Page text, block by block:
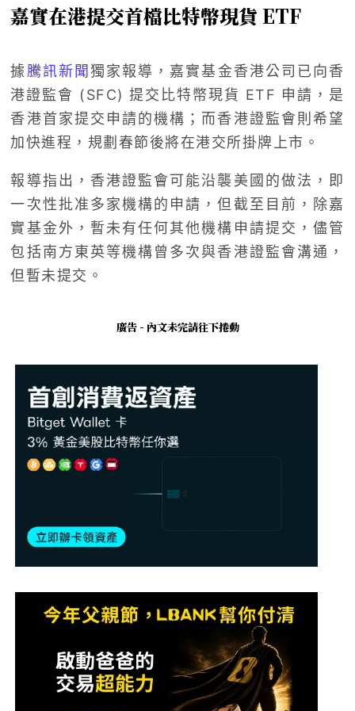
嘉實在港提交首檔比特幣現貨 ETF
據 騰訊新聞獨家報導，嘉實基金香港公司已向香
港證監會 (SFC) 提交比特幣現貨 ETF 申請，是
香港首家提交申請的機構；而香港證監會則希望
加快進程，規劃春節後將在港交所掛牌上市。
報導指出，香港證監會可能沿襲美國的做法，即
一次性批准多家機構的申請，但截至目前，除嘉
實基金外，暫未有任何其他機構申請提交，儘管
包括南方東英等機構曾多次與香港證監會溝通，
但暫未提交。
廣告 - 內文未完請往下捲動